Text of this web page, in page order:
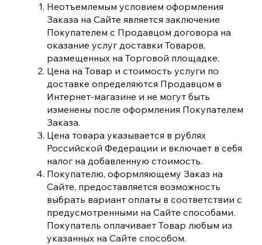
Неотъемлемым условием оформления
Заказа на Сайте является заключение
Покупателем с Продавцом договора на
оказание услуг доставки Товаров,
размещенных на Торговой площадке.
Цена на Товар и стоимость услуги по
доставке определяются Продавцом в
Интернет-магазине и не могут быть
изменены после оформления Покупателем
Заказа.
Цена товара указывается в рублях
Российской Федерации и включает в себя
налог на добавленную стоимость.
Покупателю, оформляющему Заказ на
Сайте, предоставляется возможность
выбрать вариант оплаты в соответствии с
предусмотренными на Сайте способами.
Покупатель оплачивает Товар любым из
указанных на Сайте способом.